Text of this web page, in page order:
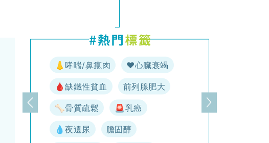
上一頁
👃哮喘/鼻瘜肉 ♥️心臟衰竭
🩸缺鐵性貧血 前列腺肥大
🦴骨質疏鬆 🚨乳癌
💧夜遺尿 膽固醇
下一頁